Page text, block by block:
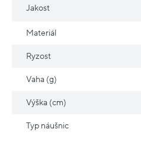
Jakost
Materiál
Ryzost
Vaha (g)
Výška (cm)
Typ náušnic